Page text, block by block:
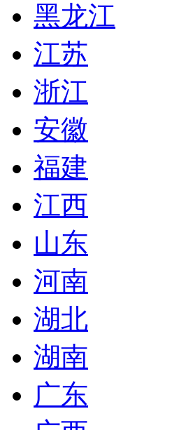
黑龙江
江苏
浙江
安徽
福建
江西
山东
河南
湖北
湖南
广东